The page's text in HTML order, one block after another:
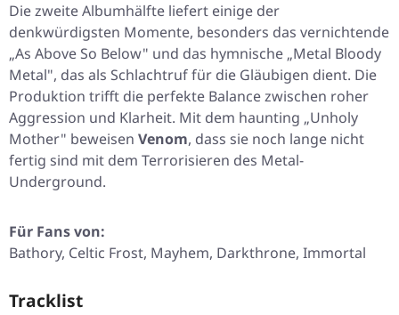
Die zweite Albumhälfte liefert einige der
denkwürdigsten Momente, besonders das vernichtende
„As Above So Below" und das hymnische „Metal Bloody
Metal", das als Schlachtruf für die Gläubigen dient. Die
Produktion trifft die perfekte Balance zwischen roher
Aggression und Klarheit. Mit dem haunting „Unholy
Mother" beweisen Venom, dass sie noch lange nicht
fertig sind mit dem Terrorisieren des Metal-
Underground.
Für Fans von:
Bathory, Celtic Frost, Mayhem, Darkthrone, Immortal
Tracklist